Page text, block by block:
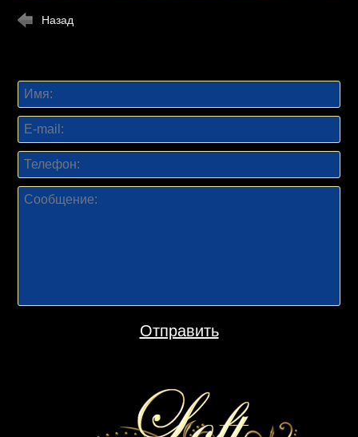
Назад
Отправить